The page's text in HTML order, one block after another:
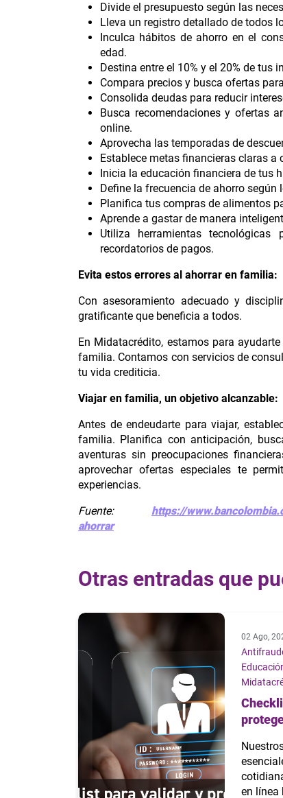
Divide el presupuesto según las
Lleva un registro detallado de todos
Inculca hábitos de ahorro en el
edad.
Destina entre el 10% y el 20% de tus
Compara precios y busca ofertas
Consolida deudas para reducir
Busca recomendaciones y ofertas
online.
Aprovecha las temporadas de
Establece metas financieras claras a
Inicia la educación financiera de tus
Define la frecuencia de ahorro según
Planifica tus compras de alimentos
Aprende a gastar de manera
Utiliza herramientas
recordatorios de pagos.
Evita estos errores al ahorrar en familia:
Con asesoramiento adecuado y
gratificante que beneficia a todos.
En Midatacrédito, estamos para
familia. Contamos con servicios de
tu vida crediticia.
Viajar en familia, un objetivo alcanzable:
Antes de endeudarte para viajar,
familia. Planifica con anticipación,
aventuras sin preocupaciones
aprovechar ofertas especiales te
experiencias.
Fuente: https://
ahorrar
Otras entradas que
02 Ago,
en línea